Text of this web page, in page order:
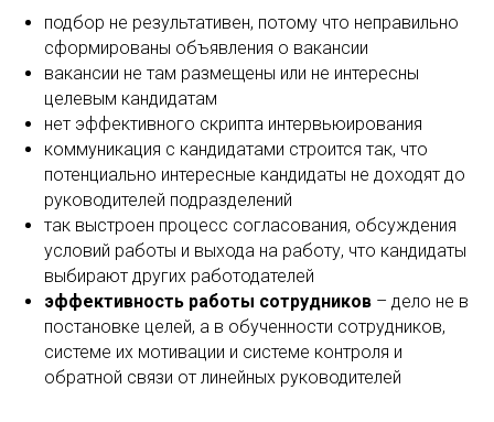
подбор не результативен, потому что неправильно
сформированы объявления о вакансии
вакансии не там размещены или не интересны
целевым кандидатам
нет эффективного скрипта интервьюирования
коммуникация с кандидатами строится так, что
потенциально интересные кандидаты не доходят до
руководителей подразделений
так выстроен процесс согласования, обсуждения
условий работы и выхода на работу, что кандидаты
выбирают других работодателей
эффективность работы сотрудников – дело не в
постановке целей, а в обученности сотрудников,
системе их мотивации и системе контроля и
обратной связи от линейных руководителей